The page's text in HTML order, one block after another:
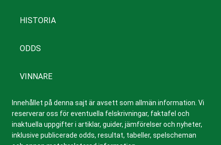
HISTORIA
ODDS
VINNARE
Innehållet på denna sajt är avsett som allmän information. Vi
reserverar oss för eventuella felskrivningar, faktafel och
inaktuella uppgifter i artiklar, guider, jämförelser och nyheter,
inklusive publicerade odds, resultat, tabeller, spelscheman